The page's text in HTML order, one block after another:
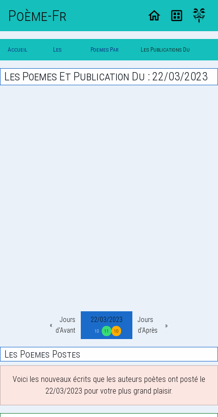
Poème-Fr
Accueil
Poesie
Les
Poesies
Poemes Par Les Publications Du
22/03/2023
Les Poemes Et Publication Du : 22/03/2023
Jours
d'Avant
22/03/2023
10 11 10
Jours
d'Après
Les Poemes Postes
Voici les nouveaux écrits que les auteurs poètes ont posté le
22/03/2023 pour votre plus grand plaisir.